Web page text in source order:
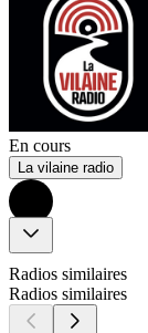
En cours
La vilaine radio
Radios similaires
Radios similaires